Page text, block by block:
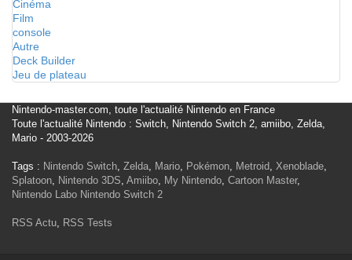
Cinéma
Film
console
Autre
Deck Builder
Jeu de plateau
Nintendo-master.com, toute l'actualité Nintendo en France
Toute l'actualité Nintendo : Switch, Nintendo Switch 2, amiibo, Zelda,
Mario - 2003-2026
Tags : Nintendo Switch, Zelda, Mario, Pokémon, Metroid, Xenoblade,
Splatoon, Nintendo 3DS, Amiibo, My Nintendo, Cartoon Master,
Nintendo Labo Nintendo Switch 2
RSS Actu, RSS Tests